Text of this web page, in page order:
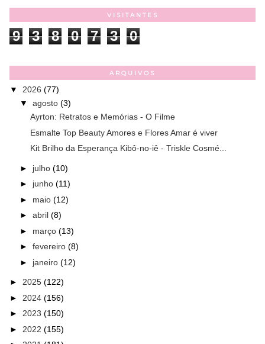
VISITANTES
9 3 8 0 7 3 0
ARQUIVOS
▼ 2026 (77)
▼ agosto (3)
Ayrton: Retratos e Memórias - O Filme
Esmalte Top Beauty Amores e Flores Amar é viver
Kit Brilho da Esperança Kibô-no-iê - Triskle Cosmé...
► julho (10)
► junho (11)
► maio (12)
► abril (8)
► março (13)
► fevereiro (8)
► janeiro (12)
► 2025 (122)
► 2024 (156)
► 2023 (150)
► 2022 (155)